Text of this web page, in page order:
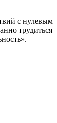
с нулевым
трудиться